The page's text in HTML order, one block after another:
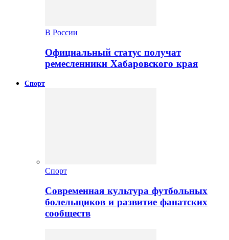
В России
Официальный статус получат
ремесленники Хабаровского края
Спорт
Спорт
Современная культура футбольных
болельщиков и развитие фанатских
сообществ